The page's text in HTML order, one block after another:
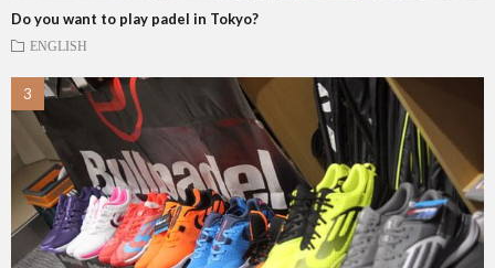
Do you want to play padel in Tokyo?
ENGLISH